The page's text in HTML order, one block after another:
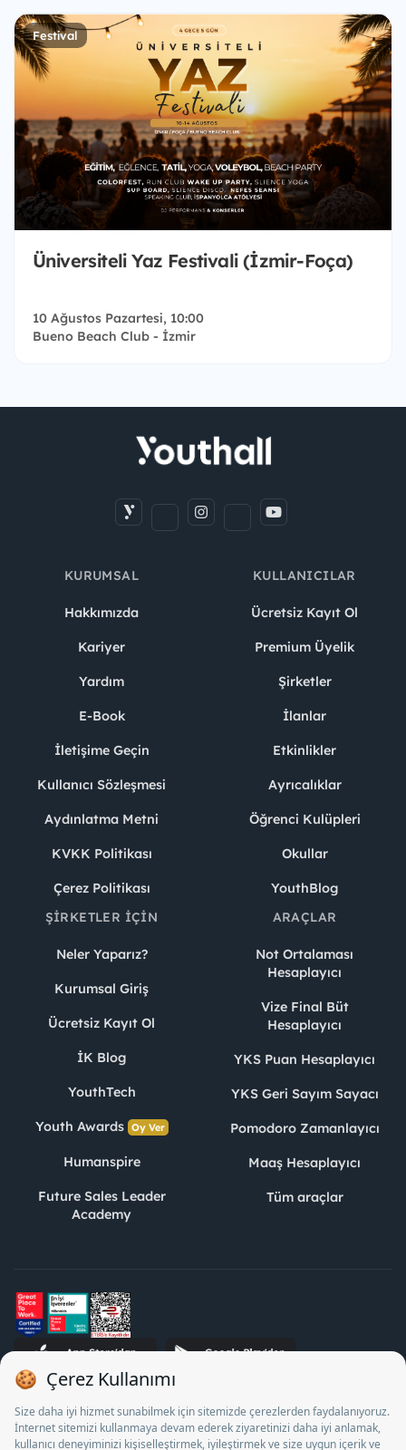
Festival
Üniversiteli Yaz Festivali (İzmir-Foça)
10 Ağustos Pazartesi, 10:00
Bueno Beach Club - İzmir
KURUMSAL
Hakkımızda
Kariyer
Yardım
E-Book
İletişime Geçin
Kullanıcı Sözleşmesi
Aydınlatma Metni
KVKK Politikası
Çerez Politikası
KULLANICILAR
Ücretsiz Kayıt Ol
Premium Üyelik
Şirketler
İlanlar
Etkinlikler
Ayrıcalıklar
Öğrenci Kulüpleri
Okullar
YouthBlog
ŞIRKETLER İÇIN
Neler Yaparız?
Kurumsal Giriş
Ücretsiz Kayıt Ol
İK Blog
YouthTech
Youth Awards Oy Ver
Humanspire
Future Sales Leader
Academy
ARAÇLAR
Not Ortalaması
Hesaplayıcı
Vize Final Büt
Hesaplayıcı
YKS Puan Hesaplayıcı
YKS Geri Sayım Sayacı
Pomodoro Zamanlayıcı
Maaş Hesaplayıcı
Tüm araçlar
STJ İnsan Kaynakları Bilişim ve Danışmanlık A.Ş. Özel İstihdam
Bürosu Olarak 13/05/2025 - 12/05/2028 tarihleri arasında